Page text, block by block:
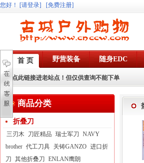
您好 ！ [请登录] [免费注册]
首 页 野营装备 随身EDC
点此链接进老站点！但仅供查询不能下单
商品分类
折叠刀
三刃木 刀匠精品 瑞士军刀 NAVY
brother 代工刀具 关铸GANZO 进口折
刀 其他折叠刀 ENLAN鹰朗